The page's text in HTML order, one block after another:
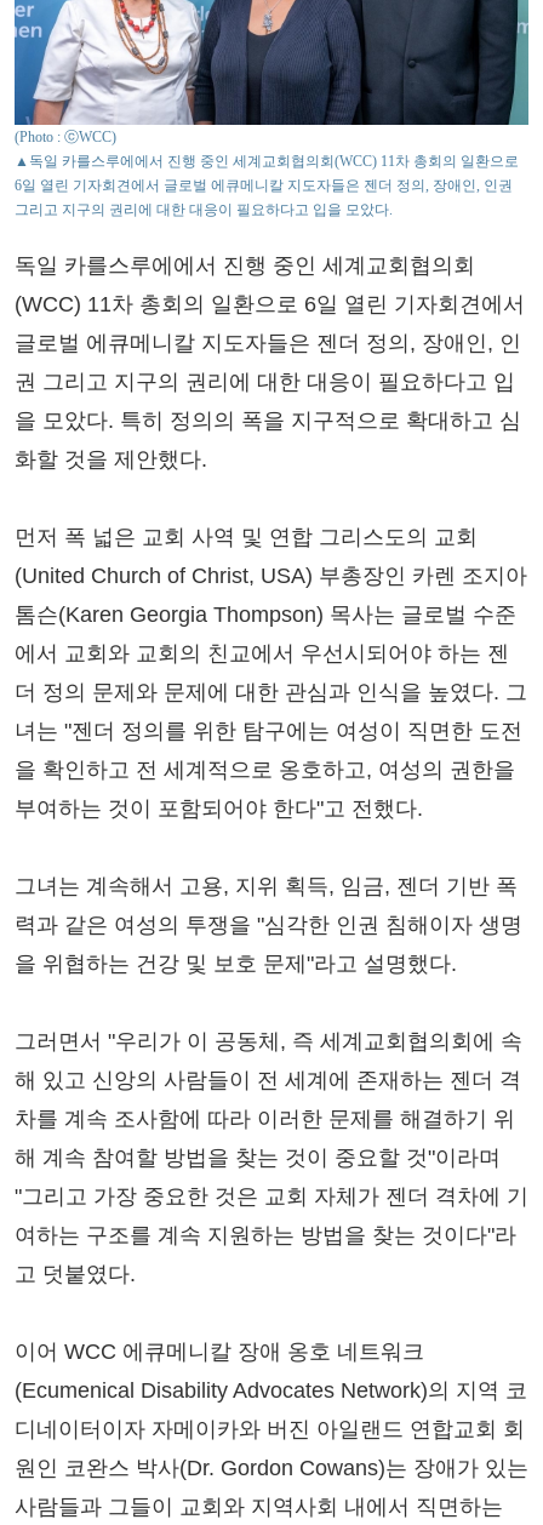
(Photo : ⓒWCC)
▲독일 카를스루에에서 진행 중인 세계교회협의회(WCC) 11차 총회의 일환으로
6일 열린 기자회견에서 글로벌 에큐메니칼 지도자들은 젠더 정의, 장애인, 인권
그리고 지구의 권리에 대한 대응이 필요하다고 입을 모았다.
독일 카를스루에에서 진행 중인 세계교회협의회
(WCC) 11차 총회의 일환으로 6일 열린 기자회견에서
글로벌 에큐메니칼 지도자들은 젠더 정의, 장애인, 인
권 그리고 지구의 권리에 대한 대응이 필요하다고 입
을 모았다. 특히 정의의 폭을 지구적으로 확대하고 심
화할 것을 제안했다.
먼저 폭 넓은 교회 사역 및 연합 그리스도의 교회
(United Church of Christ, USA) 부총장인 카렌 조지아
톰슨(Karen Georgia Thompson) 목사는 글로벌 수준
에서 교회와 교회의 친교에서 우선시되어야 하는 젠
더 정의 문제와 문제에 대한 관심과 인식을 높였다. 그
녀는 "젠더 정의를 위한 탐구에는 여성이 직면한 도전
을 확인하고 전 세계적으로 옹호하고, 여성의 권한을
부여하는 것이 포함되어야 한다"고 전했다.
그녀는 계속해서 고용, 지위 획득, 임금, 젠더 기반 폭
력과 같은 여성의 투쟁을 "심각한 인권 침해이자 생명
을 위협하는 건강 및 보호 문제"라고 설명했다.
그러면서 "우리가 이 공동체, 즉 세계교회협의회에 속
해 있고 신앙의 사람들이 전 세계에 존재하는 젠더 격
차를 계속 조사함에 따라 이러한 문제를 해결하기 위
해 계속 참여할 방법을 찾는 것이 중요할 것"이라며
"그리고 가장 중요한 것은 교회 자체가 젠더 격차에 기
여하는 구조를 계속 지원하는 방법을 찾는 것이다"라
고 덧붙였다.
이어 WCC 에큐메니칼 장애 옹호 네트워크
(Ecumenical Disability Advocates Network)의 지역 코
디네이터이자 자메이카와 버진 아일랜드 연합교회 회
원인 코완스 박사(Dr. Gordon Cowans)는 장애가 있는
사람들과 그들이 교회와 지역사회 내에서 직면하는